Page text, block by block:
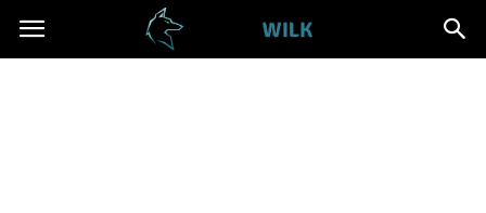
Cwanywilk.pl